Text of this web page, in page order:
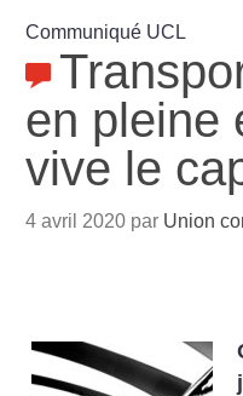
Communiqué UCL
en pleine
vive le
4 avril 2020 par Union